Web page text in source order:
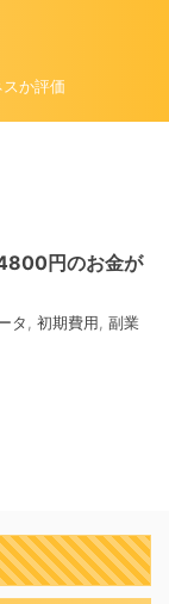
か評価
円のお金が
タ 初期費用 副業